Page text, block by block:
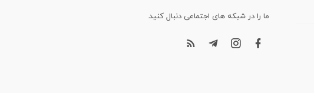
ما را در شبکه های اجتماعی دنبال کنید.